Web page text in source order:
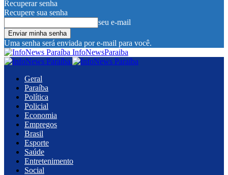
Recuperar senha
Recupere sua senha
seu e-mail
Uma senha será enviada por e-mail para você.
InfoNewsParaiba
Geral
Paraíba
Política
Policial
Economia
Empregos
Brasil
Esporte
Saúde
Entretenimento
Social